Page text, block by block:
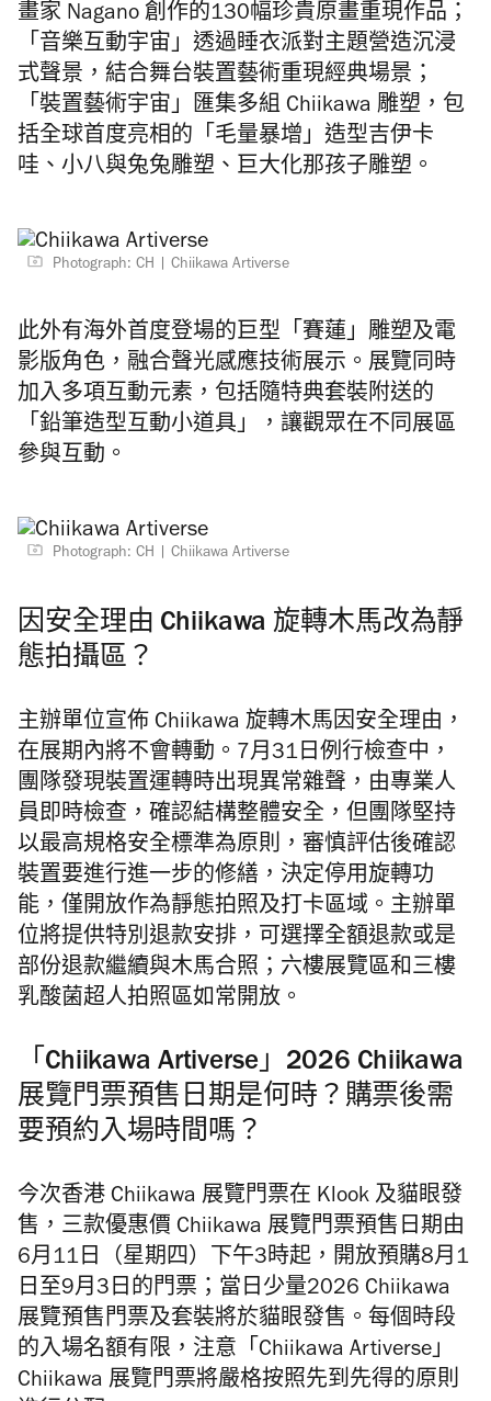
畫家 Nagano 創作的130幅珍貴原畫重現作品；
「音樂互動宇宙」 透過睡⾐派對主題營造沉浸
式聲景，結合舞台裝置藝術重現經典場景；
「裝置藝術宇宙」匯集多組 Chiikawa 雕塑，包
括全球首度亮相的「⽑量暴增」造型吉伊卡
哇、⼩⼋與兔兔雕塑、巨⼤化那孩⼦雕塑。
Photograph: CH Chiikawa Artiverse
此外有 海外首度登場的巨型「賽蓮」雕塑及電
影版角色，融合聲光感應技術展示。展覽同時
加入多項互動元素，包括隨特典套裝附送的
「鉛筆造型互動小道具」，讓觀眾在不同展區
參與互動。
Photograph: CH Chiikawa Artiverse
因安全理由 Chiikawa 旋轉木馬改為靜
態拍攝區？
主辦單位宣佈 Chiikawa 旋轉木馬因安全理由，
在展期內將不會轉動。7月31日例行檢查中，
團隊發現裝置運轉時出現異常雜聲，由專業人
員即時檢查，確認結構整體安全，但團隊堅持
以最高規格安全標準為原則，審慎評估後確認
裝置要進行進一步的修繕，決定停用旋轉功
能，僅開放作為靜態拍照及打卡區域。主辦單
位將提供特別退款安排，可選擇全額退款或是
部份退款繼續與木馬合照；六樓展覽區和三樓
乳酸菌超人拍照區如常開放。
「Chiikawa Artiverse」2026 Chiikawa
展覽門票預售日期是何時？購票後需
要預約入場時間嗎？
今次香港 Chiikawa 展覽門票在 Klook 及貓眼發
售，三款優惠價 Chiikawa 展覽門票預售日期由
6月11日（星期四）下午3時起，開放預購8月1
日至9月3日的門票；當日少量2026 Chiikawa
展覽預售門票及套裝將於貓眼發售。每個時段
的入場名額有限，注意「Chiikawa Artiverse」
Chiikawa 展覽門票將嚴格按照先到先得的原則